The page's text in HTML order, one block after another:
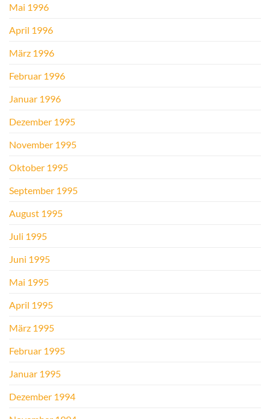
Mai 1996
April 1996
März 1996
Februar 1996
Januar 1996
Dezember 1995
November 1995
Oktober 1995
September 1995
August 1995
Juli 1995
Juni 1995
Mai 1995
April 1995
März 1995
Februar 1995
Januar 1995
Dezember 1994